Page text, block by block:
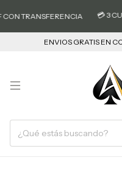
💳 3 CUOTAS
ENVIOS GRATIS EN